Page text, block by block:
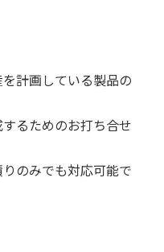
計画している製品の
るためのお打ち合せ
のみでも対応可能で